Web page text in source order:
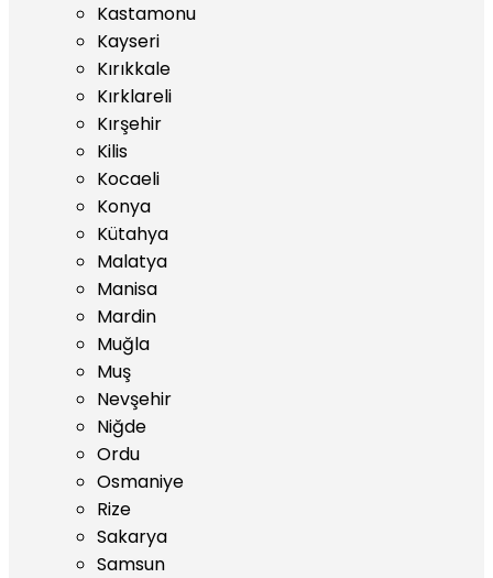
Kastamonu
Kayseri
Kırıkkale
Kırklareli
Kırşehir
Kilis
Kocaeli
Konya
Kütahya
Malatya
Manisa
Mardin
Muğla
Muş
Nevşehir
Niğde
Ordu
Osmaniye
Rize
Sakarya
Samsun